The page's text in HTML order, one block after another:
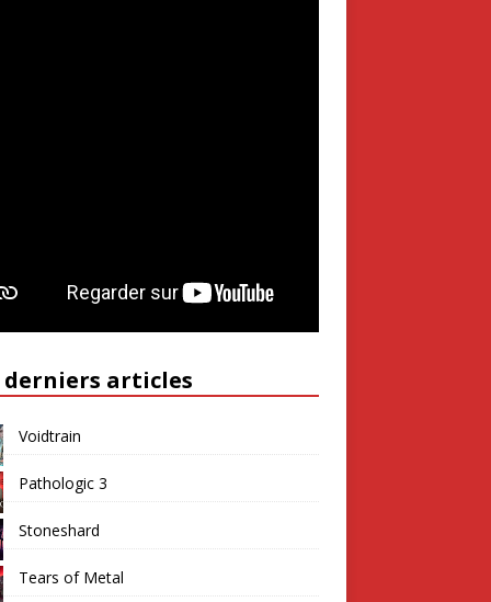
derniers articles
Voidtrain
Pathologic 3
Stoneshard
Tears of Metal